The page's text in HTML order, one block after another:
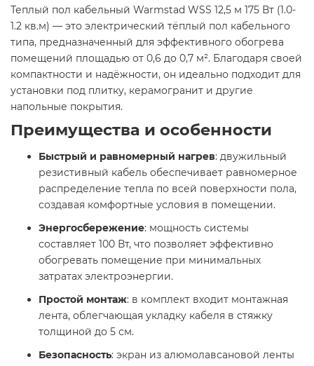
Теплый пол кабельный Warmstad WSS 12,5 м 175 Вт (1.0-
1.2 кв.м) — это электрический тёплый пол кабельного
типа, предназначенный для эффективного обогрева
помещений площадью от 0,6 до 0,7 м². Благодаря своей
компактности и надёжности, он идеально подходит для
установки под плитку, керамогранит и другие
напольные покрытия.​
Преимущества и особенности
Быстрый и равномерный нагрев: двужильный
резистивный кабель обеспечивает равномерное
распределение тепла по всей поверхности пола,
создавая комфортные условия в помещении.​
Энергосбережение: мощность системы
составляет 100 Вт, что позволяет эффективно
обогревать помещение при минимальных
затратах электроэнергии.​
Простой монтаж: в комплект входит монтажная
лента, облегчающая укладку кабеля в стяжку
толщиной до 5 см.​
Безопасность: экран из алюмолавсановой ленты